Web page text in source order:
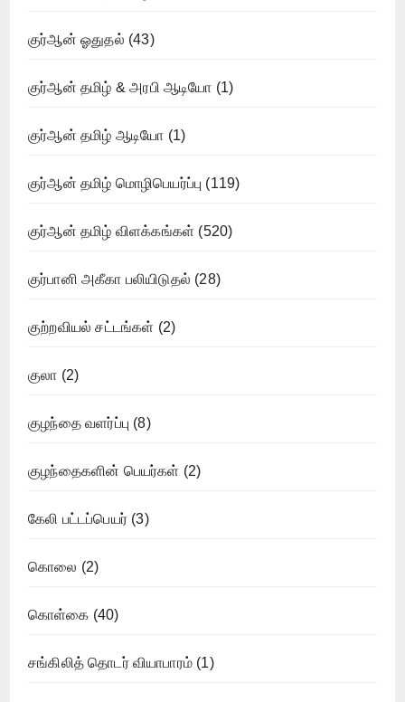
குர்ஆன் ஓதுதல் (43)
குர்ஆன் தமிழ் & அரபி ஆடியோ (1)
குர்ஆன் தமிழ் ஆடியோ (1)
குர்ஆன் தமிழ் மொழிபெயர்ப்பு (119)
குர்ஆன் தமிழ் விளக்கங்கள் (520)
குர்பானி அகீகா பலியிடுதல் (28)
குற்றவியல் சட்டங்கள் (2)
குலா (2)
குழந்தை வளர்ப்பு (8)
குழந்தைகளின் பெயர்கள் (2)
கேலி பட்டப்பெயர் (3)
கொலை (2)
கொள்கை (40)
சங்கிலித் தொடர் வியாபாரம் (1)